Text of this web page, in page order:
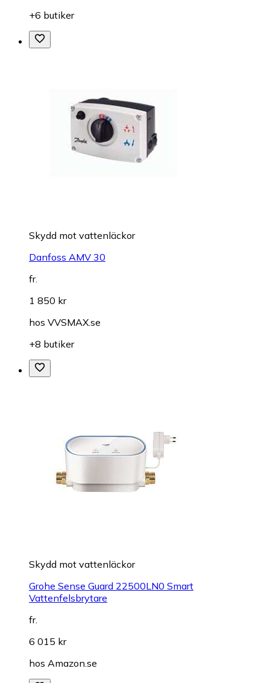
+6 butiker
Skydd mot vattenläckor
Danfoss AMV 30
fr.
1 850 kr
hos VVSMAX.se
+8 butiker
Skydd mot vattenläckor
Grohe Sense Guard 22500LN0 Smart
Vattenfelsbrytare
fr.
6 015 kr
hos Amazon.se